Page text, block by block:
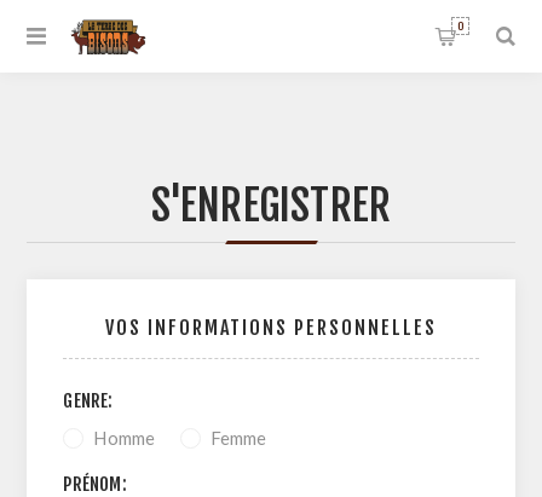
0
S'ENREGISTRER
VOS INFORMATIONS PERSONNELLES
GENRE:
Homme Femme
PRÉNOM: